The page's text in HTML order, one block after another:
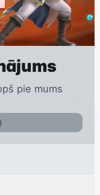
pie mums